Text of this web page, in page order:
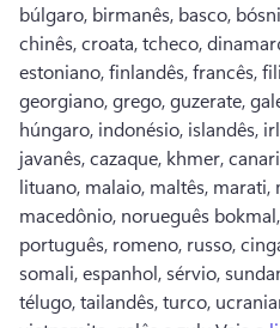
búlgaro, birmanês, basco,
chinês, croata, tcheco,
estoniano, finlandês, francês,
georgiano, grego, guzerate,
húngaro, indonésio, islandês,
javanês, cazaque, khmer,
lituano, malaio, maltês, marati,
macedônio, norueguês
português, romeno, russo,
somali, espanhol, sérvio,
télugo, tailandês, turco,